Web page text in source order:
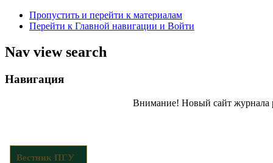
Пропустить и перейти к материалам
Перейти к Главной навигации и Войти
Nav view search
Навигация
Внимание! Новый сайт журнала
Вестник ПГУ